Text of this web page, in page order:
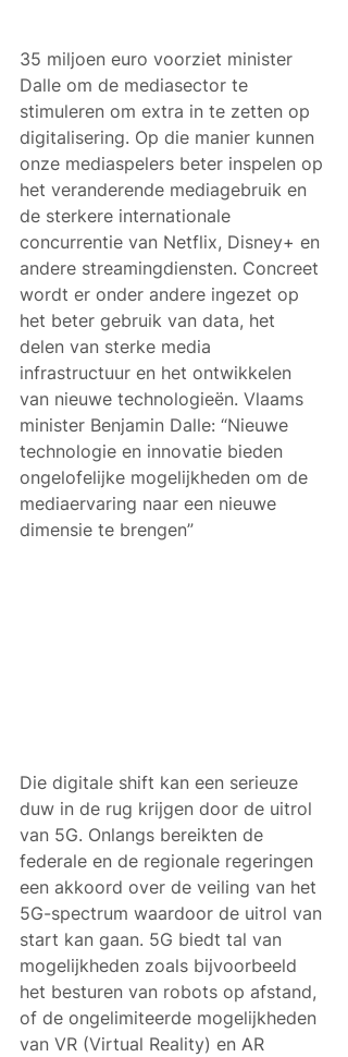
35 miljoen euro voorziet minister
Dalle om de mediasector te
stimuleren om extra in te zetten op
digitalisering. Op die manier kunnen
onze mediaspelers beter inspelen op
het veranderende mediagebruik en
de sterkere internationale
concurrentie van Netflix, Disney+ en
andere streamingdiensten. Concreet
wordt er onder andere ingezet op
het beter gebruik van data, het
delen van sterke media
infrastructuur en het ontwikkelen
van nieuwe technologieën. Vlaams
minister Benjamin Dalle: “Nieuwe
technologie en innovatie bieden
ongelofelijke mogelijkheden om de
mediaervaring naar een nieuwe
dimensie te brengen”
Die digitale shift kan een serieuze
duw in de rug krijgen door de uitrol
van 5G. Onlangs bereikten de
federale en de regionale regeringen
een akkoord over de veiling van het
5G-spectrum waardoor de uitrol van
start kan gaan. 5G biedt tal van
mogelijkheden zoals bijvoorbeeld
het besturen van robots op afstand,
of de ongelimiteerde mogelijkheden
van VR (Virtual Reality) en AR